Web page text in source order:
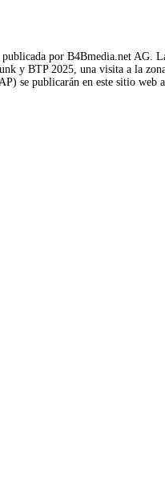
por B4Bmedia.net AG.
y BTP 2025, una visita a la
se publicarán en este sitio web